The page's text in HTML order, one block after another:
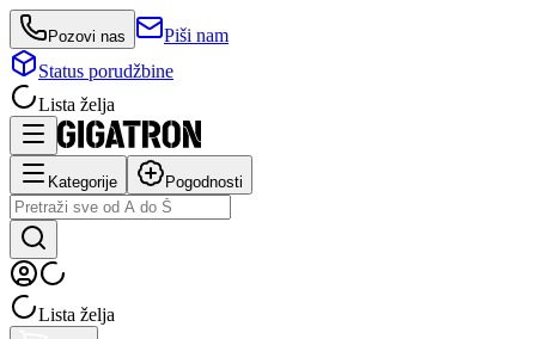
Pozovi nas
Piši nam
Status porudžbine
Lista želja
Kategorije Pogodnosti
Lista želja